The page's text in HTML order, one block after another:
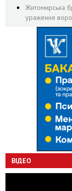
Житомирська
ураження
ВІДЕО